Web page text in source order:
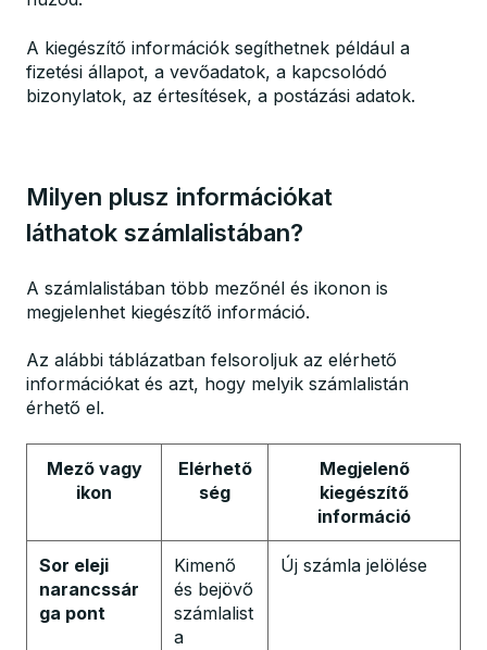
A kiegészítő információk segíthetnek például a
fizetési állapot, a vevőadatok, a kapcsolódó
bizonylatok, az értesítések, a postázási adatok.
Milyen plusz információkat
láthatok számlalistában?
A számlalistában több mezőnél és ikonon is
megjelenhet kiegészítő információ.
Az alábbi táblázatban felsoroljuk az elérhető
információkat és azt, hogy melyik számlalistán
érhető el.
Mező vagy
ikon
Elérhető
ség
Megjelenő
kiegészítő
információ
Sor eleji
narancssár
ga pont
Kimenő
és bejövő
számlalist
a
Új számla jelölése